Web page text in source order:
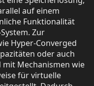
auf einem
Funktionalität
Zur
Hyper-Converged
oder auch
mit Mechanismen wie
für virtuelle